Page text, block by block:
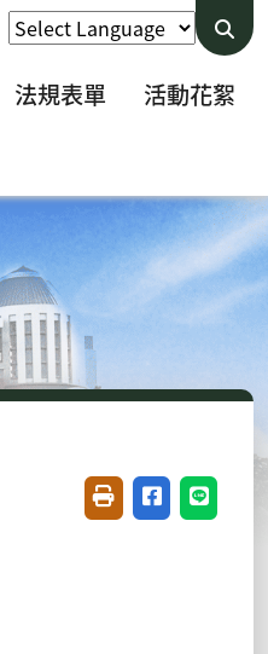
法規表單
活動花絮
友善列印(開新視窗)
分享至臉書(
分享至